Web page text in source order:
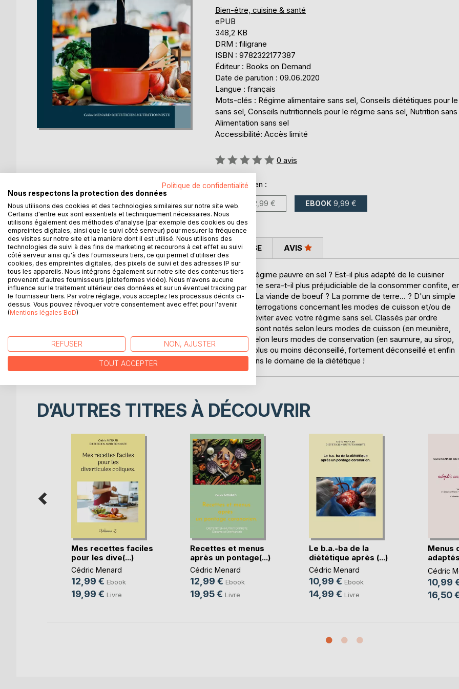
Bien-être, cuisine & santé
ePUB
348,2 KB
DRM : filigrane
ISBN : 9782322177387
Éditeur : Books on Demand
Date de parution : 09.06.2020
Langue : français
Mots-clés : Régime alimentaire sans sel, Conseils diététiques pour
sans sel, Conseils nutritionnels pour le régime sans sel, Nutrition
Alimentation sans sel
Accessibilité: Accès limité
Évaluation:
0%
0 avis
Disponible en :
LIVRE 22,99 € EBOOK 9,99 €
DESCRIPTION
Comment cuisiner parfaitement le maquereau avec mon régime pauvre en sel ? Est-il plus adapté de le cuisiner
grillé, en braisé, en meunière, en beignet... ? Et la cerise, me sera-t-il plus préjudiciable de la consommer confite,
confiture, ou en beignet... ? Et concernant le chou-fleur ? La viande de boeuf ? La pomme de terre... ? D'un simple
coup d'oeil ce dictionnaire des aliments répondra à vos interrogations concernant les modes de cuisson et/ou de
conservation des aliments à favoriser ou à plus ou moins éviter avec votre régime sans sel. Classés par ordre
alphabétique, tous les aliments de l'alimentation courante sont notés selon leurs modes de cuisson (en meunière,
en braisé, grillé, poché, en ragoût, etc.) mais également selon leurs modes de conservation (en saumure, au sirop,
surgelé, fumé, etc.) de la façon suivante : positif, neutre, plus ou moins déconseillé, fortement déconseillé et enfin
très vivement déconseillé voire interdit. Une référence dans le domaine de la diététique !
AUTEUR(S) CRITIQUES PRESSE AVIS
D’AUTRES TITRES À DÉCOUVRIR
Mes recettes faciles
pour les dive(...)
Cédric Menard
12,99 € Ebook
19,99 € Livre
Recettes et menus
après un pontage(...)
Cédric Menard
12,99 € Ebook
19,95 € Livre
Le b.a.-ba de la
diététique après (...)
Cédric Menard
10,99 € Ebook
14,99 € Livre
Menus
Cédric
10,99
16,50
Politique de confidentialité
Nous respectons la protection des données
Nous utilisons des cookies et des technologies similaires sur notre site web.
Certains d'entre eux sont essentiels et techniquement nécessaires. Nous
utilisons également des méthodes d'analyse (par exemple des cookies ou des
empreintes digitales, ainsi que le suivi côté serveur) pour mesurer la fréquence
des visites sur notre site et la manière dont il est utilisé. Nous utilisons des
technologies de suivi à des fins de marketing et recourons à cet effet au suivi
côté serveur ainsi qu'à des fournisseurs tiers, ce qui permet d'utiliser des
cookies, des empreintes digitales, des pixels de suivi et des adresses IP sur
tous les appareils. Nous intégrons également sur notre site des contenus tiers
provenant d'autres fournisseurs (plateformes vidéo). Nous n'avons aucune
influence sur le traitement ultérieur des données et sur un éventuel tracking par
le fournisseur tiers. Par votre réglage, vous acceptez les processus décrits ci-
dessus. Vous pouvez révoquer votre consentement avec effet pour l'avenir.
(Mentions légales BoD)
REFUSER NON, AJUSTER
TOUT ACCEPTER